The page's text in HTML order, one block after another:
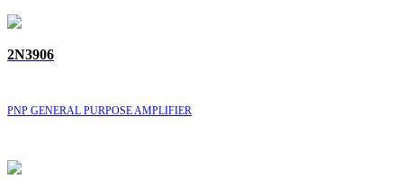
2N3906
PNP GENERAL PURPOSE AMPLIFIER